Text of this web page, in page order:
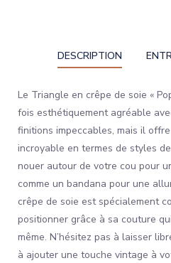
DESCRIPTION
Le Triangle en crêpe de soie «
fois esthétiquement agréable
finitions impeccables, mais il
incroyable en termes de styles
nouer autour de votre cou pour
comme un bandana pour une
crêpe de soie est spécialement
positionner grâce à sa couture
même. N’hésitez pas à laisser
à ajouter une touche vintage à